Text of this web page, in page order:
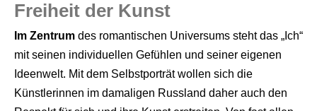
Freiheit der Kunst
Im Zentrum des romantischen Universums steht das „Ich“
mit seinen individuellen Gefühlen und seiner eigenen
Ideenwelt. Mit dem Selbstporträt wollen sich die
Künstlerinnen im damaligen Russland daher auch den